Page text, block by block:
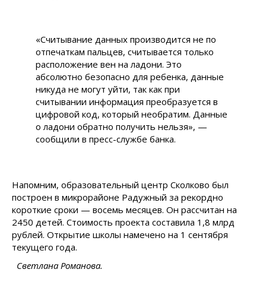
«Считывание данных производится не по
отпечаткам пальцев, считывается только
расположение вен на ладони. Это
абсолютно безопасно для ребенка, данные
никуда не могут уйти, так как при
считывании информация преобразуется в
цифровой код, который необратим. Данные
о ладони обратно получить нельзя», —
сообщили в пресс-службе банка.
Напомним, образовательный центр Сколково был
построен в микрорайоне Радужный за рекордно
короткие сроки — восемь месяцев. Он рассчитан на
2450 детей. Стоимость проекта составила 1,8 млрд
рублей. Открытие школы намечено на 1 сентября
текущего года.
Светлана Романова.